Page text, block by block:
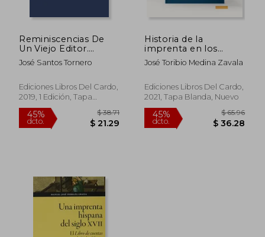
Reminiscencias De
Un Viejo Editor.
Historia de El
Mercurio y de la
Valparaíso a finales
del siglo XIX
José Santos Tornero
Ediciones Libros Del Cardo,
2019, 1 Edición, Tapa
Blanda, Nuevo
45%
dcto. $ 21.29
Historia de la
imprenta en los
antiguos dominios
españoles de América
José Toribio Medina Zavala
Ediciones Libros Del Cardo,
2021, Tapa Blanda, Nuevo